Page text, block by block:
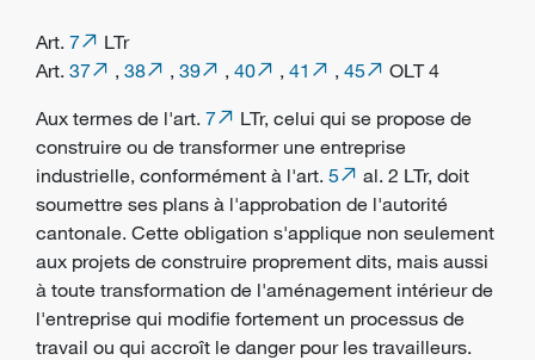
Art. 7
LTr
Art. 37 , 38 , 39 , 40 , 41 , 45
OLT 4
Aux termes de l'art. 7
LTr, celui qui se propose de
construire ou de transformer une entreprise
industrielle, conformément à l'art. 5
al. 2 LTr, doit
soumettre ses plans à l'approbation de l'autorité
cantonale. Cette obligation s'applique non seulement
aux projets de construire proprement dits, mais aussi
à toute transformation de l'aménagement intérieur de
l'entreprise qui modifie fortement un processus de
travail ou qui accroît le danger pour les travailleurs.